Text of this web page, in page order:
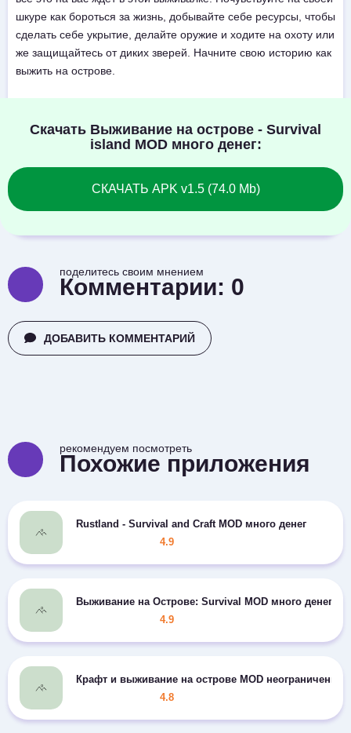
шкуре как бороться за жизнь, добывайте себе ресурсы, чтобы
сделать себе укрытие, делайте оружие и ходите на охоту или
же защищайтесь от диких зверей. Начните свою историю как
выжить на острове.
Скачать Выживание на острове - Survival
island MOD много денег:
СКАЧАТЬ APK v1.5 (74.0 Mb)
поделитесь своим мнением
Комментарии: 0
ДОБАВИТЬ КОММЕНТАРИЙ
рекомендуем посмотреть
Похожие приложения
Rustland - Survival and Craft MOD много денег
4.9
Выживание на Острове: Survival MOD много денег
4.9
Крафт и выживание на острове MOD неограниченно
4.8